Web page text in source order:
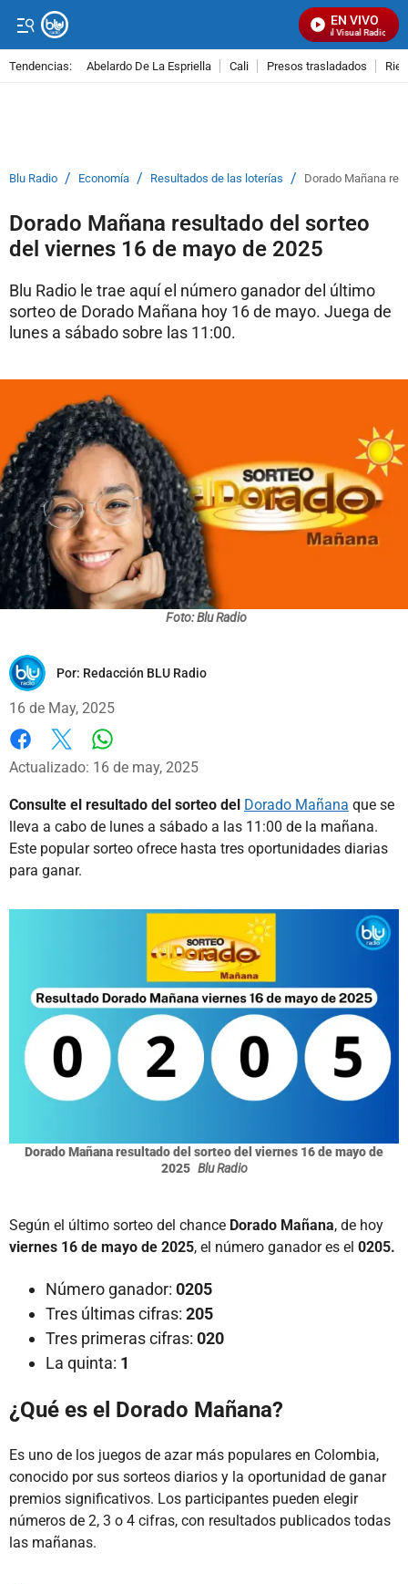
EN VIVO
Señal Visual Radio
Tendencias: Abelardo De La Espriella Cali Presos trasladados
Blu Radio / Economía / Resultados de las loterías / Dorado Mañana
Dorado Mañana resultado del sorteo
del viernes 16 de mayo de 2025
Blu Radio le trae aquí el número ganador del último
sorteo de Dorado Mañana hoy 16 de mayo. Juega de
lunes a sábado sobre las 11:00.
Foto: Blu Radio
Por: Redacción BLU Radio
16 de May, 2025
Facebook
X
Actualizado: 16 de may, 2025
Consulte el resultado del sorteo del Dorado Mañana que se
lleva a cabo de lunes a sábado a las 11:00 de la mañana.
Este popular sorteo ofrece hasta tres oportunidades diarias
para ganar.
Dorado Mañana resultado del sorteo del viernes 16 de mayo de
2025 Blu Radio
Según el último sorteo del chance Dorado Mañana, de hoy
viernes 16 de mayo de 2025, el número ganador es el 0205.
Número ganador: 0205
Tres últimas cifras: 205
Tres primeras cifras: 020
La quinta: 1
¿Qué es el Dorado Mañana?
Es uno de los juegos de azar más populares en Colombia,
conocido por sus sorteos diarios y la oportunidad de ganar
premios significativos. Los participantes pueden elegir
números de 2, 3 o 4 cifras, con resultados publicados todas
las mañanas.